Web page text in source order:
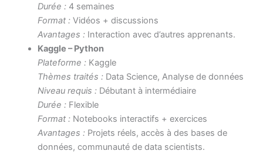
Durée :4 semaines
Format :Vidéos + discussions
Avantages :Interaction avec d’autres apprenants.
Kaggle – Python
Plateforme :Kaggle
Thèmes traités :Data Science, Analyse de données
Niveau requis :Débutant à intermédiaire
Durée :Flexible
Format :Notebooks interactifs + exercices
Avantages :Projets réels, accès à des bases de
données, communauté de data scientists.